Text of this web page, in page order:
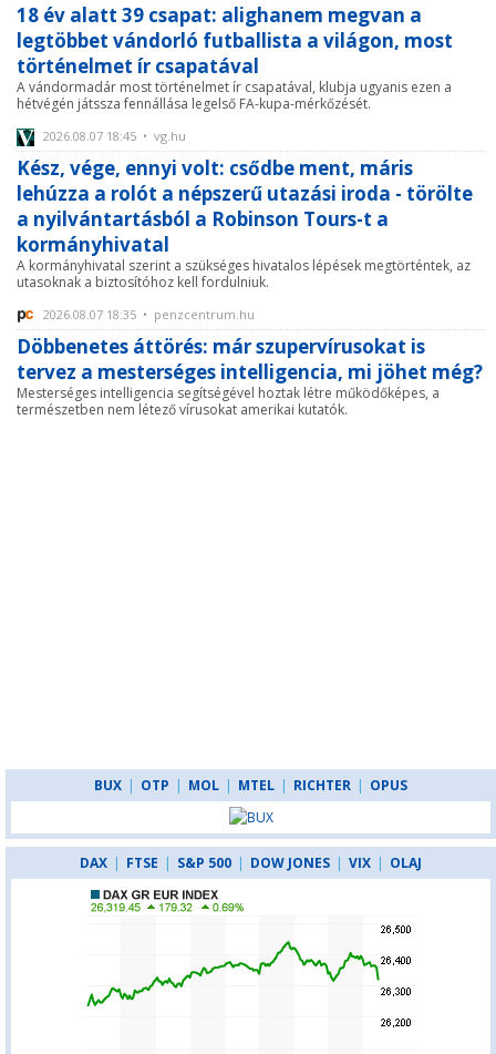
18 év alatt 39 csapat: alighanem megvan a
legtöbbet vándorló futballista a világon, most
történelmet ír csapatával
A vándormadár most történelmet ír csapatával, klubja ugyanis ezen a
hétvégén játssza fennállása legelső FA-kupa-mérkőzését.
2026.08.07 18:45 • vg.hu
Kész, vége, ennyi volt: csődbe ment, máris
lehúzza a rolót a népszerű utazási iroda - törölte
a nyilvántartásból a Robinson Tours-t a
kormányhivatal
A kormányhivatal szerint a szükséges hivatalos lépések megtörténtek, az
utasoknak a biztosítóhoz kell fordulniuk.
2026.08.07 18:35 • penzcentrum.hu
Döbbenetes áttörés: már szupervírusokat is
tervez a mesterséges intelligencia, mi jöhet még?
Mesterséges intelligencia segítségével hoztak létre működőképes, a
természetben nem létező vírusokat amerikai kutatók.
BUX | OTP | MOL | MTEL | RICHTER | OPUS
DAX | FTSE | S&P 500 | DOW JONES | VIX | OLAJ